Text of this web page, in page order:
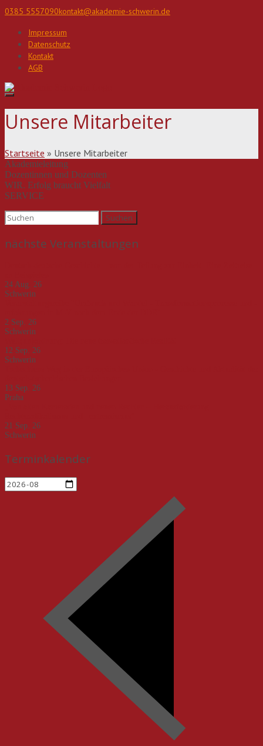
Direkt
Inhalt
0385 5557090kontakt@akademie-schwerin.de
Impressum
Datenschutz
Kontakt
AGB
Unsere Mitarbeiter
Startseite » Unsere Mitarbeiter
Akademieleitung
Dozentinnen und Dozenten
WIR. Erfolg braucht Vielfalt
SERVICE
Suchen
nächste Veranstaltungen
24 Aug. 26
Schwerin
2 Sep. 26
Schwerin
12 Sep. 26
Schwerin
13 Sep. 26
Praha
21 Sep. 26
Schwerin
Terminkalender